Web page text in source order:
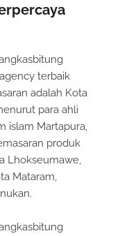
terbaik
adalah Kota
para ahli
islam Martapura,
produk
Lhokseumawe,
Mataram,